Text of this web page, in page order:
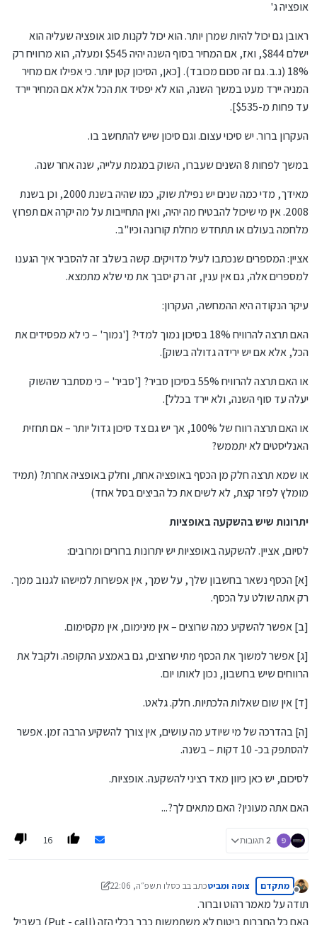
אופציה ג'
ראובן גם יכול להיות שמרן יותר. הוא יכול לקנות סוג אופציה שעליה הוא
ישלם $844, ואז, אם המחיר בסוף השנה יהיה $545 ומעלה, הוא מרוויח רק
18% (נ.ב. גם זה סכום מכובד). [כאן, הסיכון קטן יותר. כי אפילו אם מחיר
המניה יירד מעט במשך השנה, הוא לא יפסיד את הכל אלא אם המחיר יירד
עד פחות מ-$535].
העקרון ברור. יש סיכוי עצום. וגם סיכון שיש להתחשב בו.
במשך לפחות 8 השנים שעברו, השוק במגמת עלייה, שנה אחר שנה.
מאידך, מדי כמה שנים יש נפילת שוק, כמו שהיה בשנת 2000, וכן בשנת
2008. אין מי שיכול להבטיח מה יהיה, ואין התחייבות על מה יקרה אם תפרוץ
מלחמה בעולם או תתחדש מחלת קורונה וכיו"ב.
אציין: המספרים שנכתבו לעיל מדויקים. קשה בשלב זה להסביר איך הגענו
למספרים אלה, גם אין ענין, זה רק יסבך את מי שלא מתמצא.
עיקר הנקודה היא ההמחשה, העקרון:
האם תרצה להרוויח 18% בסיכון נמוך למדי? ['נמוך' – כי לא מפסידים את
הכל, אלא אם יש ירידה גדולה בשוק].
או האם תרצה להרוויח 55% בסיכון סביר? ['סביר' – כי מסתבר שהשוק
יעלה עד סוף השנה, ולא יירד בכלל].
או האם תרצה רווח של 100%, אך יש גם צד סיכון גדול יותר – אם תחזית
האנליסטים לא יתממש?
או שמא תרצה חלק מן הכסף באופציה אחת, וחלק באופציה אחרת? (תמיד
מומלץ לפזר קצת, לא לשים את כל הביצים בסל אחד)
יתרונות שיש בהשקעה באופציות
לסיום, אציין. להשקעה באופציות יש יתרונות ברורים ומרובים:
[א] הכסף נשאר בחשבון שלך, על שמך, אין אפשרות למישהו לגנוב ממך.
רק אתה שולט על הכסף.
[ב] אפשר להשקיע כמה שרוצים – אין מינימום, אין מקסימום.
[ג] אפשר למשוך את הכסף מתי שרוצים, גם באמצע התקופה. ולקבל את
הרווחים שיש בחשבון, נכון לאותו יום.
[ד] אין שום שאלות הלכתיות. חלק. גלאט.
[ה] בהדרכה של מי שיודע מה עושים, אין צורך להשקיע הרבה זמן. אפשר
להסתפק בכ- 10 דקות – בשנה.
לסיכום, יש כאן כיוון מאד רציני להשקעה. אופציות.
האם אתה מעונין? האם מתאים לך?...
2 תגובות 16
מנותק
מתקדם צופה ומביטכתב בב כסלו תשפ״ה, 22:06
נערך לאחרונה על ידי צופה ומביט
תודה על מאמר רהוט וברור.
האם כל החברות ביטוח לא משתמשות כבר בכלי הזה (Put - call) בשביל